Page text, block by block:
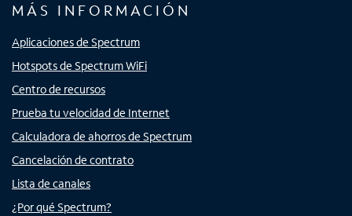
MÁS INFORMACIÓN
Aplicaciones de Spectrum
Hotspots de Spectrum WiFi
Centro de recursos
Prueba tu velocidad de Internet
Calculadora de ahorros de Spectrum
Cancelación de contrato
Lista de canales
¿Por qué Spectrum?